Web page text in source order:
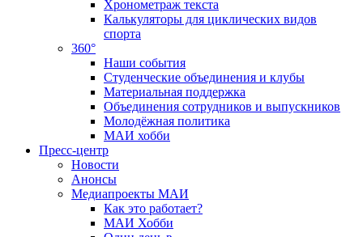
Хронометраж текста
Калькуляторы для циклических видов
спорта
360°
Наши события
Студенческие объединения и клубы
Материальная поддержка
Объединения сотрудников и выпускников
Молодёжная политика
МАИ хобби
Пресс-центр
Новости
Анонсы
Медиапроекты МАИ
Как это работает?
МАИ Хобби